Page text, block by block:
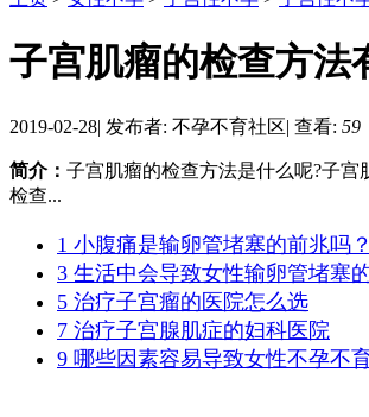
子宫肌瘤的检查方法
2019-02-28| 发布者: 不孕不育社区| 查看: 59
简介： 子宫肌瘤的检查方法是什么呢?子
检查...
1 小腹痛是输卵管堵塞的前兆吗？
3 生活中会导致女性输卵管堵塞
5 治疗子宫瘤的医院怎么选
7 治疗子宫腺肌症的妇科医院
9 哪些因素容易导致女性不孕不